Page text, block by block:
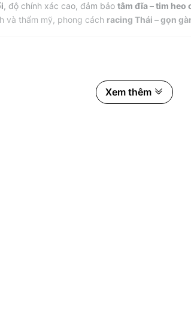
, độ chính xác cao, đảm bảo tâm đĩa – tim heo
và thẩm mỹ, phong cách racing Thái – gọn
Xem thêm